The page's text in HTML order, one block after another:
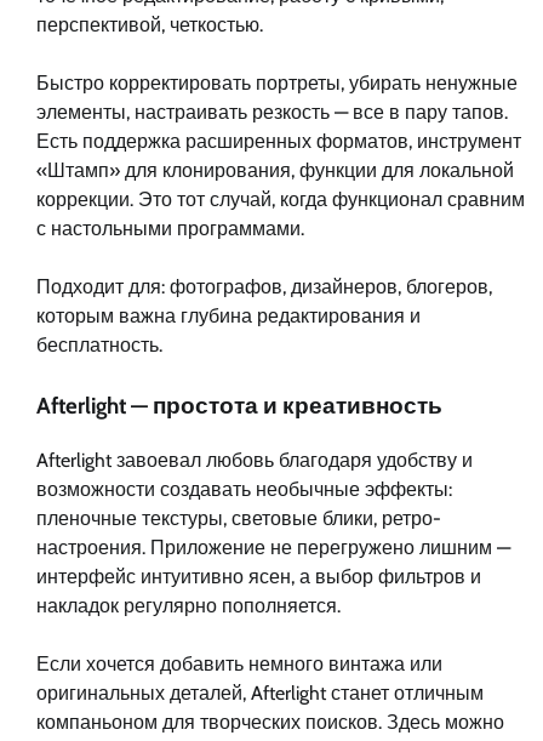
перспективой, четкостью.
Быстро корректировать портреты, убирать ненужные
элементы, настраивать резкость — все в пару тапов.
Есть поддержка расширенных форматов, инструмент
«Штамп» для клонирования, функции для локальной
коррекции. Это тот случай, когда функционал сравним
с настольными программами.
Подходит для: фотографов, дизайнеров, блогеров,
которым важна глубина редактирования и
бесплатность.
Afterlight — простота и креативность
Afterlight завоевал любовь благодаря удобству и
возможности создавать необычные эффекты:
пленочные текстуры, световые блики, ретро-
настроения. Приложение не перегружено лишним —
интерфейс интуитивно ясен, а выбор фильтров и
накладок регулярно пополняется.
Если хочется добавить немного винтажа или
оригинальных деталей, Afterlight станет отличным
компаньоном для творческих поисков. Здесь можно